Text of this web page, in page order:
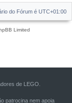
do Fórum é UTC+01:00
Limited
de LEGO.
patrocina nem apoia